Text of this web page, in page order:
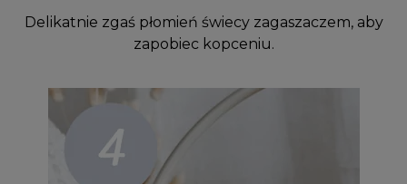
Delikatnie zgaś płomień świecy zagaszaczem, aby
zapobiec kopceniu.